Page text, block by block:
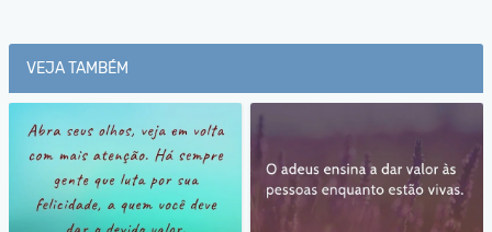
VEJA TAMBÉM